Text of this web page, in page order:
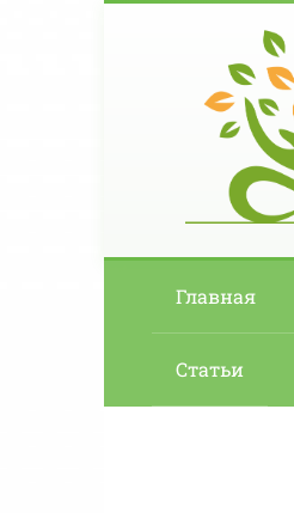
Главная
Статьи